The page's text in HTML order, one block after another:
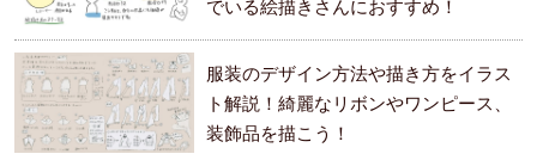
でいる絵描きさんにおすすめ！
服装のデザイン方法や描き方をイラス
ト解説！綺麗なリボンやワンピース、
装飾品を描こう！